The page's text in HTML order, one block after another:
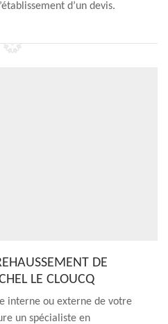
d’un devis.
DE
LE CLOUCQ
interne ou externe de votre
un spécialiste en